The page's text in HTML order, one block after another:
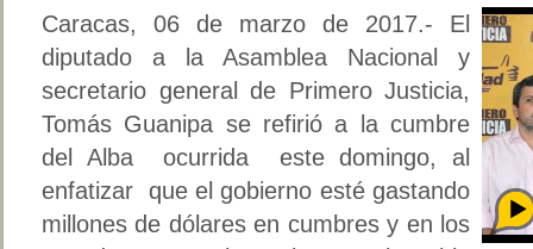
Caracas, 06 de marzo de 2017.- El
diputado a la Asamblea Nacional y
secretario general de Primero Justicia,
Tomás Guanipa se refirió a la cumbre
del Alba ocurrida este domingo, al
enfatizar que el gobierno esté gastando
millones de dólares en cumbres y en los